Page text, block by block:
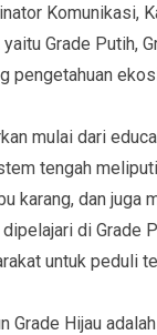
Komunikasi,
Grade Putih,
pengetahuan
mulai dari
tengah
karang, dan juga
dipelajari di Grade
untuk peduli
Grade Hijau